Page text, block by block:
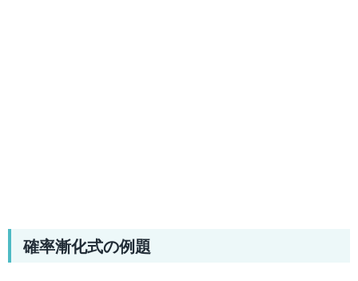
確率漸化式の例題